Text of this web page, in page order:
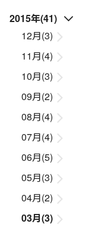
2015年(41)
12月(3)
11月(4)
10月(3)
09月(2)
08月(4)
07月(4)
06月(5)
05月(3)
04月(2)
03月(3)